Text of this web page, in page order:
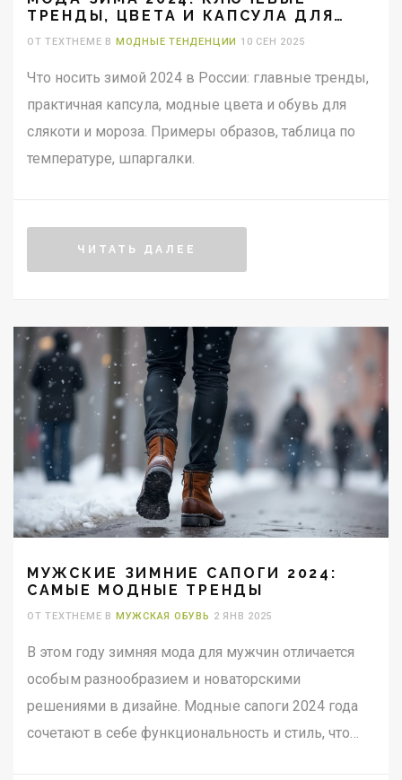
ТРЕНДЫ, ЦВЕТА И КАПСУЛА ДЛЯ
ОТ TEXTHEME В МОДНЫЕ ТЕНДЕНЦИИ 10 СЕН 2025
Что носить зимой 2024 в России: главные тренды,
практичная капсула, модные цвета и обувь для
слякоти и мороза. Примеры образов, таблица по
температуре, шпаргалки.
ЧИТАТЬ ДАЛЕЕ
МУЖСКИЕ ЗИМНИЕ САПОГИ 2024:
САМЫЕ МОДНЫЕ ТРЕНДЫ
ОТ TEXTHEME В МУЖСКАЯ ОБУВЬ 2 ЯНВ 2025
В этом году зимняя мода для мужчин отличается
особым разнообразием и новаторскими
решениями в дизайне. Модные сапоги 2024 года
сочетают в себе функциональность и стиль, что